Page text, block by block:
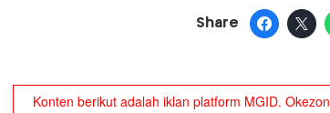
Share